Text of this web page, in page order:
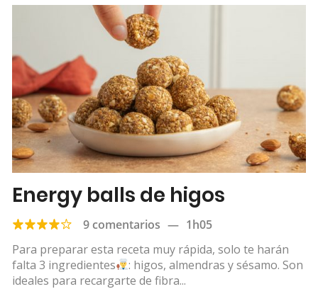
Energy balls de higos
9 comentarios — 1h05
Para preparar esta receta muy rápida, solo te harán
falta 3 ingredientes
: higos, almendras y sésamo. Son
ideales para recargarte de fibra...